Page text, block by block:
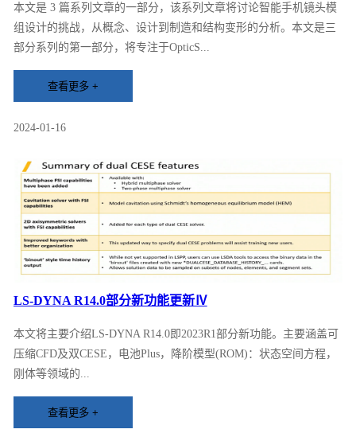
本文是 3 篇系列文章的一部分，该系列文章将讨论智能手机镜头模
组设计的挑战，从概念、设计到制造和结构变形的分析。本文是三
部分系列的第一部分，将专注于OpticS...
2024-01-16
LS-DYNA R14.0部分新功能更新Ⅳ
本文将主要介绍LS-DYNA R14.0即2023R1部分新功能。主要涵盖可
压缩CFD及双CESE，电池Plus，降阶模型(ROM)：状态空间方程，
刚体等领域的...